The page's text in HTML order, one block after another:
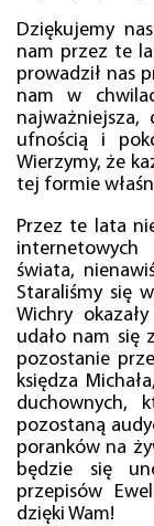
Dziękujemy
nam przez te
prowadził nas
nam w
ufnością i
Wierzymy, że
tej formie
Przez te lata
świata,
Staraliśmy się
Wichry
udało nam się
pozostanie
księdza
duchownych,
pozostaną
poranków na
będzie się
przepisów
dzięki Wam!